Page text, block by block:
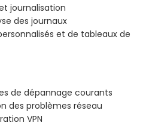
journalisation
des journaux
et de tableaux de
de dépannage courants
des problèmes réseau
VPN